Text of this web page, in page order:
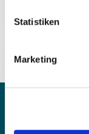
Statistiken
Marketing